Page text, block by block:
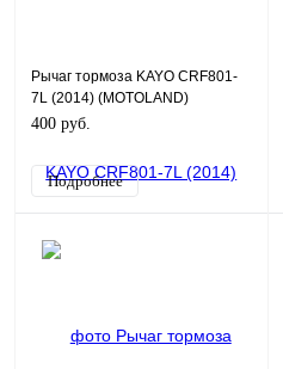
Рычаг тормоза KAYO CRF801-
7L (2014) (MOTOLAND)
400 руб.
Подробнее